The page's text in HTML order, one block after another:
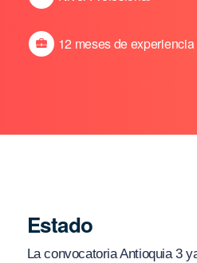
12 meses de experiencia
Estado
La convocatoria Antioquia 3